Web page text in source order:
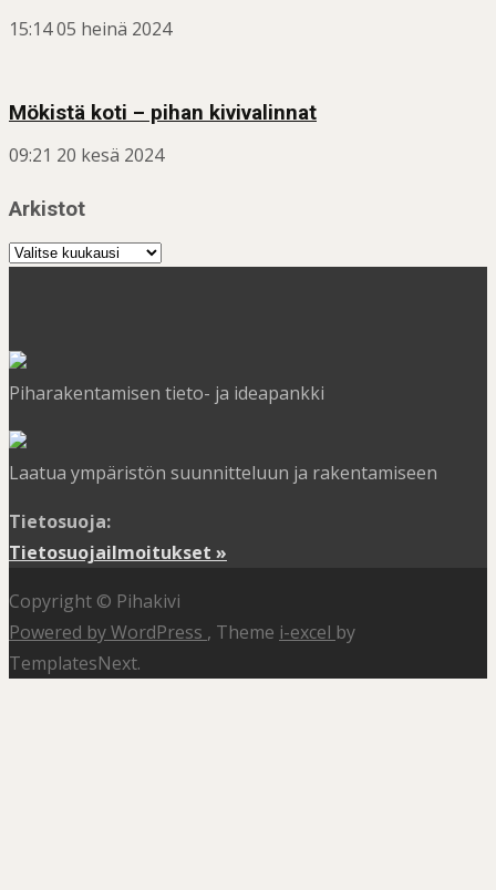
15:1405 heinä 2024
Mökistä koti – pihan kivivalinnat
09:21 20 kesä 2024
Arkistot
Arkistot
Piharakentamisen tieto- ja ideapankki
Laatua ympäristön suunnitteluun ja rakentamiseen
Tietosuoja:
Tietosuojailmoitukset »
Copyright © Pihakivi
Powered by WordPress , Theme i-excel by
TemplatesNext.